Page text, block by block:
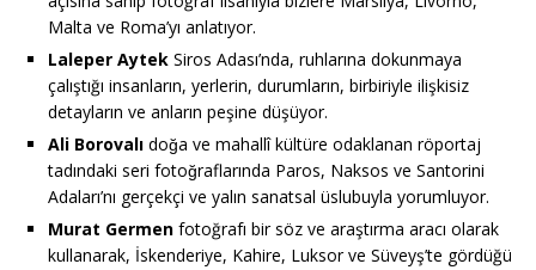
Malta ve Roma’yı anlatıyor.
Laleper Aytek Siros Adası’nda, ruhlarına dokunmaya
çalıştığı insanların, yerlerin, durumların, birbiriyle ilişkisiz
detayların ve anların peşine düşüyor.
Ali Borovalı doğa ve mahallî kültüre odaklanan röportaj
tadındaki seri fotoğraflarında Paros, Naksos ve Santorini
Adaları’nı gerçekçi ve yalın sanatsal üslubuyla yorumluyor.
Murat Germen fotoğrafı bir söz ve araştırma aracı olarak
kullanarak, İskenderiye, Kahire, Luksor ve Süveyş’te gördüğü